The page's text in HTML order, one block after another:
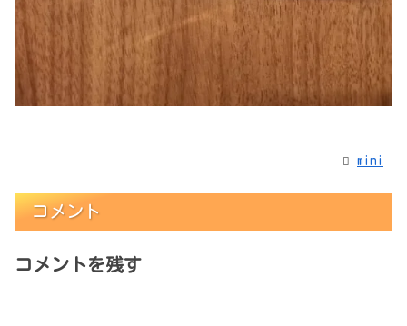
mini
コメント
コメントを残す